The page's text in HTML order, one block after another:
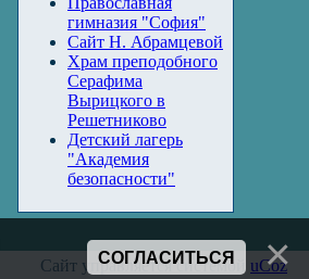
гимназия "София"
Сайт Н. Абрамцевой
Храм преподобного
Серафима
Вырицкого в
Решетниково
Детский лагерь
"Академия
безопасности"
Сайт управляется системой uCoz
СОГЛАСИТЬСЯ